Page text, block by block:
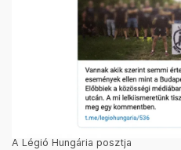
A Légió Hungária posztja